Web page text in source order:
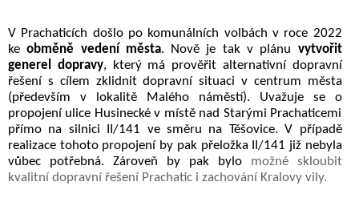
V Prachaticích došlo po komunálních volbách v roce 2022
keobměně vedení města. Nově je tak v plánu vytvořit
generel dopravy, který má prověřit alternativní dopravní
řešení s cílem zklidnit dopravní situaci v centrum města
(především v lokalitě Malého náměstí). Uvažuje se o
propojení ulice Husinecké v místě nad Starými Prachaticemi
přímo na silnici II/141 ve směru na Těšovice. V případě
realizace tohoto propojení by pak přeložka II/141 již nebyla
vůbec potřebná. Zároveň by pak bylo možné skloubit
kvalitní dopravní řešení Prachatic i zachování Kralovy vily.